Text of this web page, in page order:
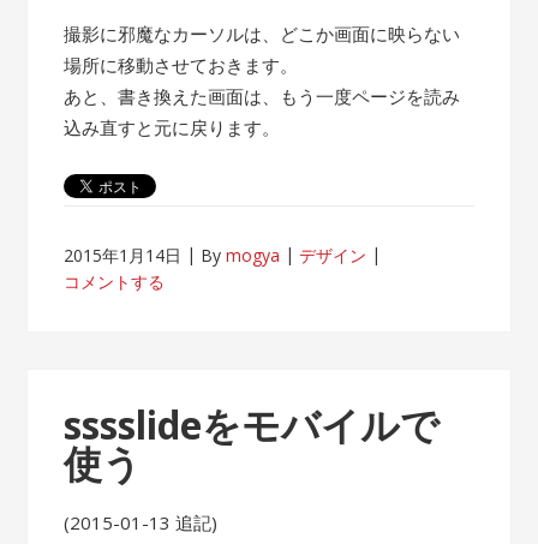
撮影に邪魔なカーソルは、どこか画面に映らない
場所に移動させておきます。
あと、書き換えた画面は、もう一度ページを読み
込み直すと元に戻ります。
2015年1月14日 Bymogya
デザイン
コメントする
sssslideをモバイルで
使う
(2015-01-13 追記)